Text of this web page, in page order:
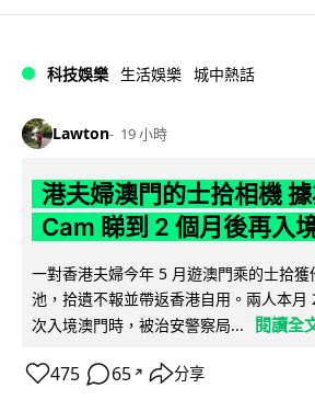
科技娛樂 生活娛樂 城中熱話
Lawton 19 小時
港夫婦澳門的士拾相機
Cam 睇到 2 個月後再入
一對香港夫婦今年 5 月遊澳門乘的士拾獲
池，拾遺不報並帶返香港自用。兩人本月
次入境澳門時，被治安警察局...
閱讀全
475 65 ↗ 分享